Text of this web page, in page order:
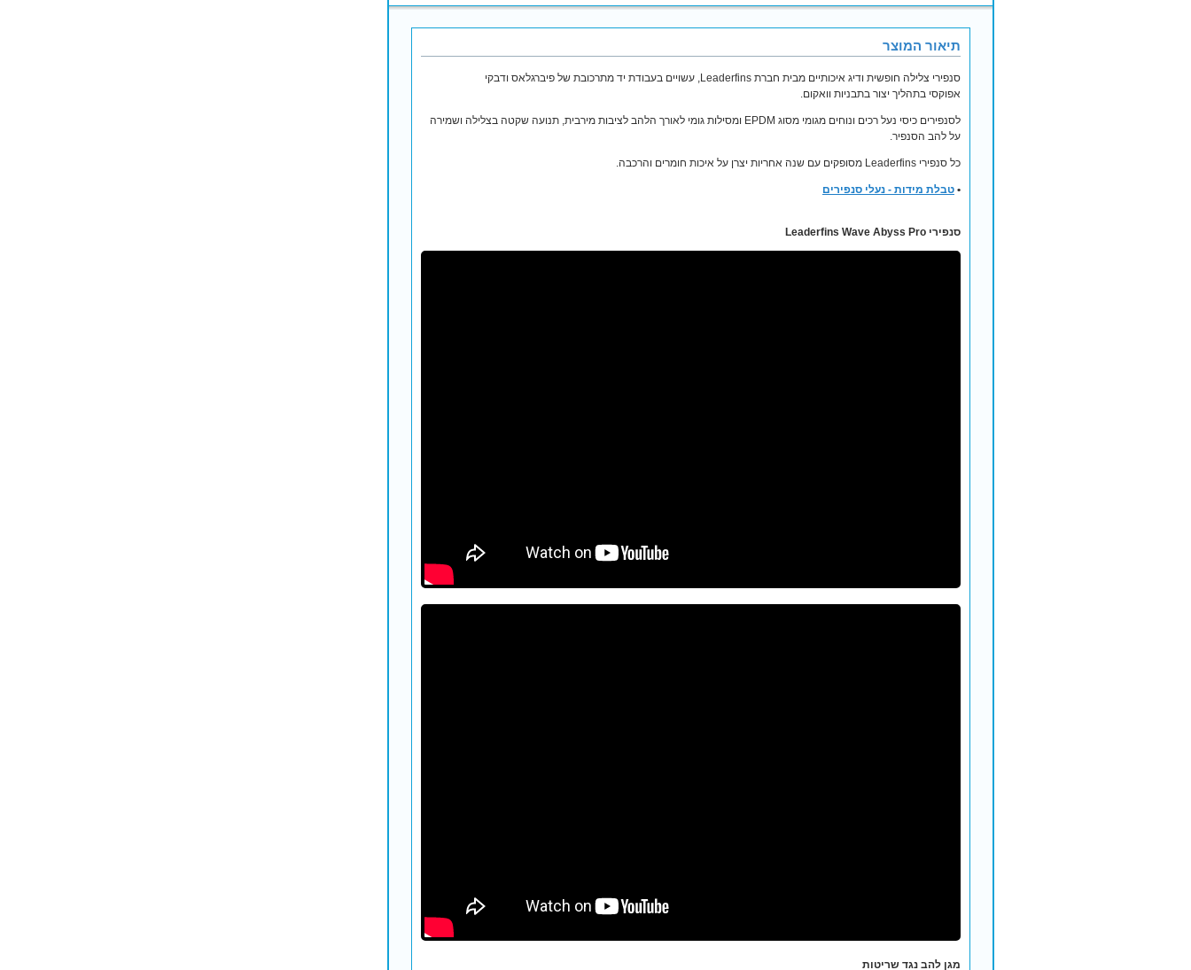
תיאור המוצר
סנפירי צלילה חופשית ודיג איכותיים מבית חברת Leaderfins, עשויים בעבודת יד מתרכובת של פיברגלאס ודבקי
אפוקסי בתהליך יצור בתבניות וואקום.
לסנפירים כיסי נעל רכים ונוחים מגומי מסוג EPDM ומסילות גומי לאורך הלהב לציבות מירבית, תנועה שקטה בצלילה ושמירה
על להב הסנפיר.
כל סנפירי Leaderfins מסופקים עם שנה אחריות יצרן על איכות חומרים והרכבה.
• טבלת מידות - נעלי סנפירים
סנפירי Leaderfins Wave Abyss Pro
מגן להב נגד שריטות